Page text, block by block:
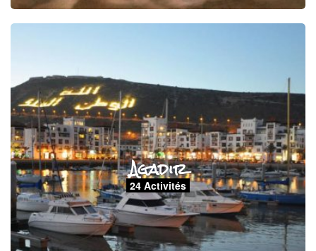
Agadir
24 Activités